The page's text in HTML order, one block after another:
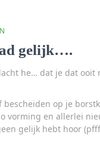
gelijk….
he… dat je dat ooit
bescheiden op je
vorming en allerlei
gelijk hebt hoor